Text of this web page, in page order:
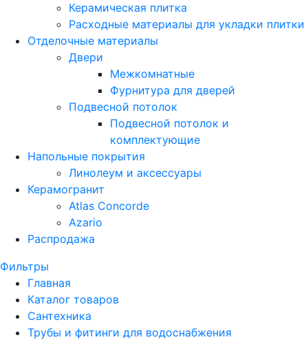
Керамическая плитка
Расходные материалы для укладки плитки
Отделочные материалы
Двери
Межкомнатные
Фурнитура для дверей
Подвесной потолок
Подвесной потолок и
комплектующие
Напольные покрытия
Линолеум и аксессуары
Керамогранит
Atlas Concorde
Azario
Распродажа
Фильтры
Главная
Каталог товаров
Сантехника
Трубы и фитинги для водоснабжения